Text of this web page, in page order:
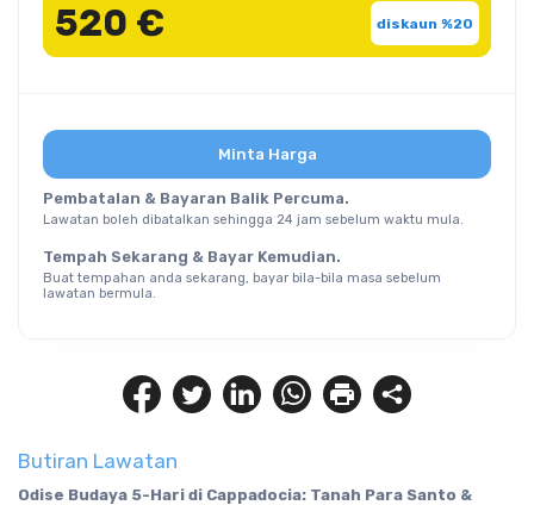
Butiran Lawatan
Odise Budaya 5-Hari di Cappadocia: Tanah Para Santo &
520 € diskaun %20
Minta Harga
Pembatalan & Bayaran Balik Percuma.
Lawatan boleh dibatalkan sehingga 24 jam sebelum waktu mula.
Tempah Sekarang & Bayar Kemudian.
Buat tempahan anda sekarang, bayar bila-bila masa sebelum
lawatan bermula.